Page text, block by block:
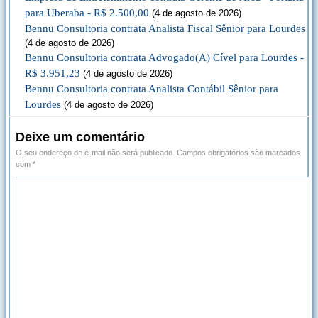
para Uberaba - R$ 2.500,00 (4 de agosto de 2026)
Bennu Consultoria contrata Analista Fiscal Sênior para Lourdes
(4 de agosto de 2026)
Bennu Consultoria contrata Advogado(A) Cível para Lourdes -
R$ 3.951,23 (4 de agosto de 2026)
Bennu Consultoria contrata Analista Contábil Sênior para
Lourdes (4 de agosto de 2026)
Deixe um comentário
O seu endereço de e-mail não será publicado. Campos obrigatórios são marcados
com *